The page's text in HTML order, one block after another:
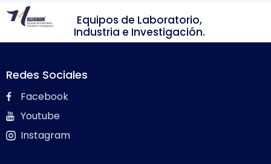
Equipos de Laboratorio,
Industria e Investigación.
Redes Sociales
Facebook
Youtube
Instagram